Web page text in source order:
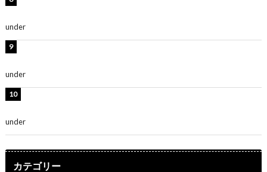
under
under
under
カテゴリー